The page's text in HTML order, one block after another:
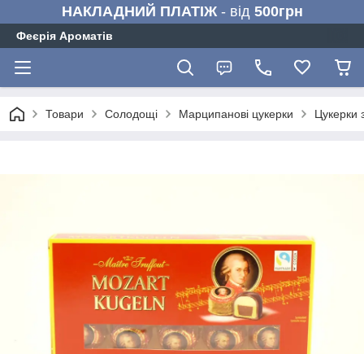
НАКЛАДНИЙ ПЛАТІЖ- від 500грн
Феєрія Ароматів
Товари Солодощі Марципанові цукерки Цукерки